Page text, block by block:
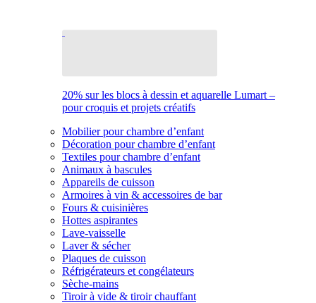
20% sur les blocs à dessin et aquarelle Lumart –
pour croquis et projets créatifs
Mobilier pour chambre d’enfant
Décoration pour chambre d’enfant
Textiles pour chambre d’enfant
Animaux à bascules
Appareils de cuisson
Armoires à vin & accessoires de bar
Fours & cuisinières
Hottes aspirantes
Lave-vaisselle
Laver & sécher
Plaques de cuisson
Réfrigérateurs et congélateurs
Sèche-mains
Tiroir à vide & tiroir chauffant